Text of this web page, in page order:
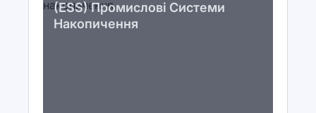
(ESS) Промислові Системи
Накопичення